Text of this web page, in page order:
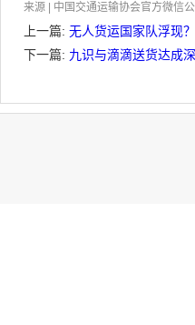
来源 | 中国交通运输协会官方微信
上一篇: 无人货运国家队浮现
下一篇: 九识与滴滴送货达成